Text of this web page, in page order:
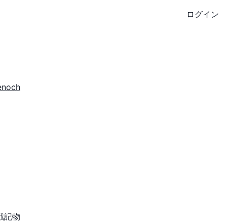
ログイン
記物